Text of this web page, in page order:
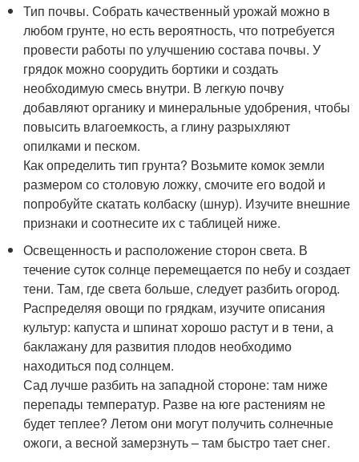
Тип почвы. Собрать качественный урожай можно в
любом грунте, но есть вероятность, что потребуется
провести работы по улучшению состава почвы. У
грядок можно соорудить бортики и создать
необходимую смесь внутри. В легкую почву
добавляют органику и минеральные удобрения, чтобы
повысить влагоемкость, а глину разрыхляют
опилками и песком.
Как определить тип грунта? Возьмите комок земли
размером со столовую ложку, смочите его водой и
попробуйте скатать колбаску (шнур). Изучите внешние
признаки и соотнесите их с таблицей ниже.
Освещенность и расположение сторон света. В
течение суток солнце перемещается по небу и создает
тени. Там, где света больше, следует разбить огород.
Распределяя овощи по грядкам, изучите описания
культур: капуста и шпинат хорошо растут и в тени, а
баклажану для развития плодов необходимо
находиться под солнцем.
Сад лучше разбить на западной стороне: там ниже
перепады температур. Разве на юге растениям не
будет теплее? Летом они могут получить солнечные
ожоги, а весной замерзнуть – там быстро тает снег.